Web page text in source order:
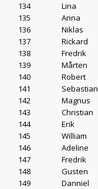
134
Lina
135
Anna
136
Niklas
137
Rickard
138
Fredrik
139
Mårten
140
Robert
141
Sebastian
142
Magnus
143
Christian
144
Erik
145
William
146
Adeline
147
Fredrik
148
Gusten
149
Danniel